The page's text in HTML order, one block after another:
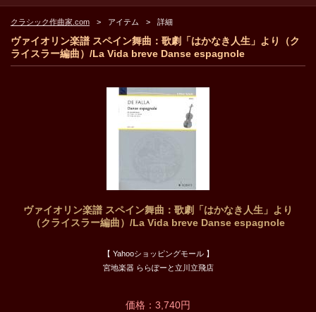
クラシック作曲家.com アイテム 詳細
ヴァイオリン楽譜 スペイン舞曲：歌劇「はかなき人生」より（ク
ライスラー編曲）/La Vida breve Danse espagnole
ヴァイオリン楽譜 スペイン舞曲：歌劇「はかなき人生」より
（クライスラー編曲）/La Vida breve Danse espagnole
【 Yahooショッピングモール 】
宮地楽器 ららぽーと立川立飛店
価格：3,740円